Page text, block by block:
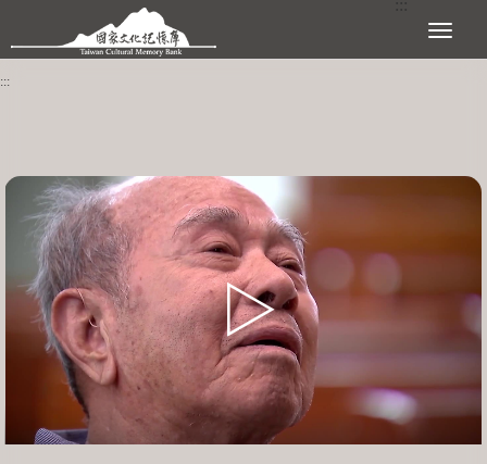
跳到主要內容區塊 展開選單
:::